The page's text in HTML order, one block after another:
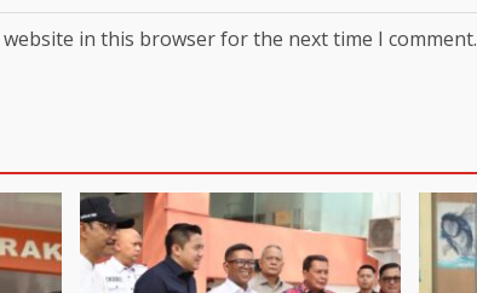
website in this browser for the next time I comment.